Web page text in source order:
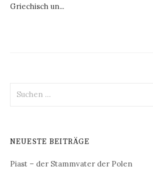
Griechisch un...
nach:
NEUESTE BEITRÄGE
Piast – der Stammvater der Polen